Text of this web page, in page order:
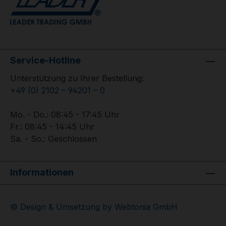
Service-Hotline
Unterstützung zu Ihrer Bestellung:
+49 (0) 2102 – 94201 – 0
Mo. - Do.: 08:45 - 17:45 Uhr
Fr.: 08:45 - 14:45 Uhr
Sa. - So.: Geschlossen
Informationen
© Design & Umsetzung by Webtonia GmbH